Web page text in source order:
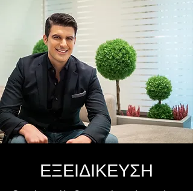
ΕΞΕΙΔΙΚΕΥΣΗ